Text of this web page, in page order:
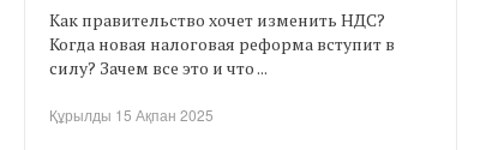
Как правительство хочет изменить НДС?
Когда новая налоговая реформа вступит в
силу? Зачем все это и что ...
Құрылды 15 Ақпан 2025